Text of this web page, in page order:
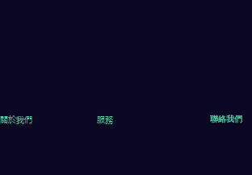
關於我們 服務 聯絡我們